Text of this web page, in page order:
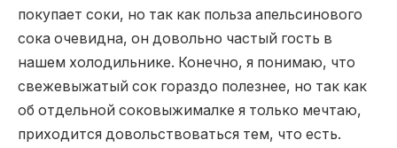
покупает соки, но так как польза апельсинового
сока очевидна, он довольно частый гость в
нашем холодильнике. Конечно, я понимаю, что
свежевыжатый сок гораздо полезнее, но так как
об отдельной соковыжималке я только мечтаю,
приходится довольствоваться тем, что есть.